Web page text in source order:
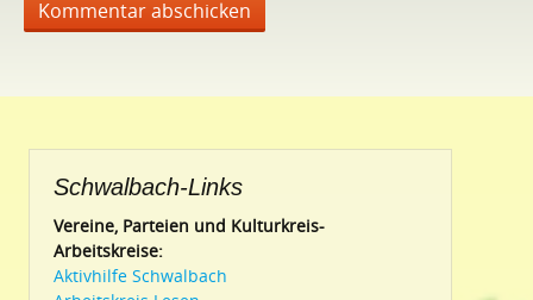
Schwalbach-Links
Vereine, Parteien und Kulturkreis-
Arbeitskreise:
Aktivhilfe Schwalbach